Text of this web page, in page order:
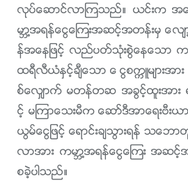
လုပ္ေဆာင္လာၾကသည္။ ယင္းက အ
မာၻ႔အရန္ေငြေၾကးအဆင့္အတန္းမွ
န္အေနျဖင့္ လည္ပတ္သုံးစြဲေနေသာ ကမာ
ထရီလီယံႏွင့္ခ်ီေသာ ေငြစကၠဴမ်ားအ
စ္ေလွ်ာက္ မတန္တဆ အခြင့္ထူးအား ရ
င့္ မၾကာေသးမီက ေဆာ္ဒီအာေရးဗီး
ယြမ္ေငြျဖင့္ ေရာင္းခ်သြားရန္ သေ
လာအား ကမာၻ႔အရန္ေငြေၾကး အဆင့္
စခဲ့ပါသည္။